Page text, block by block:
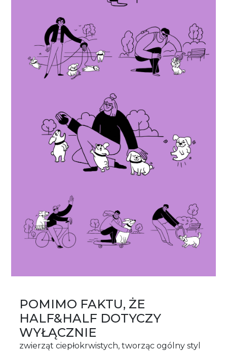
POMIMO FAKTU, ŻE
HALF&HALF DOTYCZY
WYŁĄCZNIE
zwierząt ciepłokrwistych, tworząc ogólny styl